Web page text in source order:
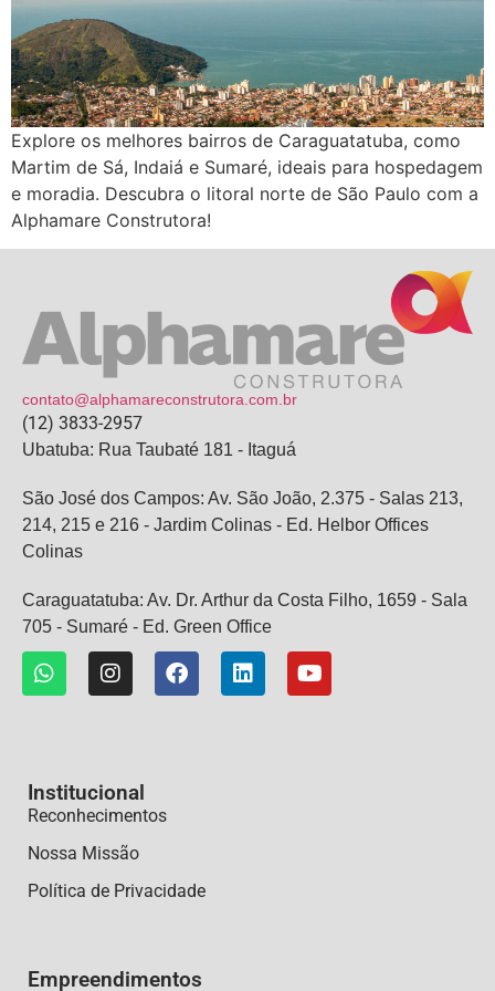
Explore os melhores bairros de Caraguatatuba, como
Martim de Sá, Indaiá e Sumaré, ideais para hospedagem
e moradia. Descubra o litoral norte de São Paulo com a
Alphamare Construtora!
contato@alphamareconstrutora.com.br
(12) 3833-2957
Ubatuba: Rua Taubaté 181 - Itaguá
São José dos Campos: Av. São João, 2.375 - Salas 213,
214, 215 e 216 - Jardim Colinas - Ed. Helbor Offices
Colinas
Caraguatatuba: Av. Dr. Arthur da Costa Filho, 1659 - Sala
705 - Sumaré - Ed. Green Office
Institucional
Reconhecimentos
Nossa Missão
Política de Privacidade
Empreendimentos